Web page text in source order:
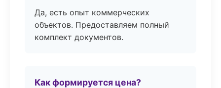
Да, есть опыт коммерческих
объектов. Предоставляем полный
комплект документов.
Как формируется цена?